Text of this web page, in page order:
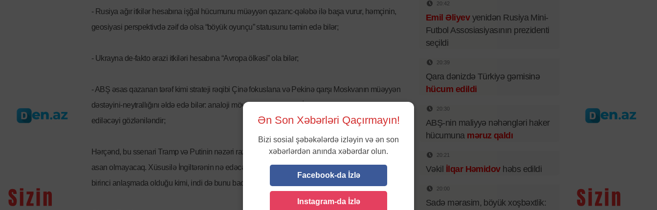
- Rusiya ağır itkilər hesabına işğal hücumunu müəyyən qazanc-qələbə ilə başa vurur, həmçinin,
geosiyasi perspektivdə zəif də olsa “böyük oyunçu” statusunu təmin edə bilər;
- Ukrayna de-fakto ərazi itkiləri hesabına “Avropa ölkəsi” ola bilər;
- ABŞ əsas qazanan tərəf kimi strateji rəqibi Çinə fokuslana və Pekinə qarşı Moskvanın müəyyən
dəstəyini-neytrallığını əldə edə bilər: analoji mövqeyin Yaxın Şərq-İran cəbhəsinə də şamil
ediləcəyi gözləniləndir;
Hərçənd, bu ssenari Tramp və Putinin nəzəri razılaşması – istəyidir, praktiki müstəvidə reallaşması
asan olmayacaq. Xüsusilə İngiltərənin nə edəcəyi hadisələrin inkişafına yön verə bilər, yaxud
birinci anlaşmada olduğu kimi, indi də bunu bacarıb-bacarmayağından çox şey asılıdır.
20:42
Emil Əliyevyenidən Rusiya Mini-
Futbol Assosiasiyasının prezidenti
seçildi
20:39
Qara dənizdə Türkiyə gəmisinə
hücum edildi
20:30
ABŞ-nin maliyyə nəhəngləri haker
hücumuna məruz qaldı
20:21
Vəkil İlqar Həmidovhəbs edildi
20:00
Sadə mərasim, böyük xoşbəxtlik:
Ən Son Xəbərləri Qaçırmayın!
Bizi sosial şəbəkələrdə izləyin və ən son
xəbərlərdən anında xəbərdar olun.
Facebook-da İzlə
Instagram-da İzlə